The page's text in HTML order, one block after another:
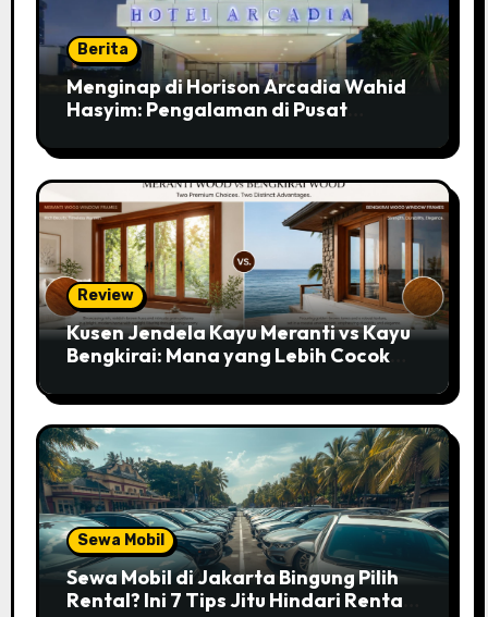
Berita
Menginap di Horison Arcadia Wahid
Hasyim: Pengalaman di Pusat
Review
Kusen Jendela Kayu Meranti vs Kayu
Bengkirai: Mana yang Lebih Cocok
Sewa Mobil
Sewa Mobil di Jakarta Bingung Pilih
Rental? Ini 7 Tips Jitu Hindari Rental